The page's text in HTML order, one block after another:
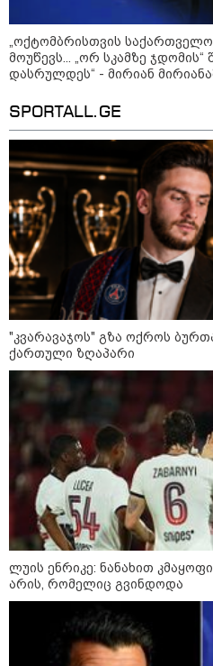
7
აგვისტო
დღის
პროგნოზი
ეს დღე გამოირჩევა სტაბილური
პერიოდია დაწყებული
ფინანსური საკითხების
სივრცის მოწესრიგებისთვის.
პრაქტიკული მიდგომა
მოგიტანთ.
„ოქტომბრისთვის
მოუწევს... „ორ სკამზე
დასრულდეს“ - მირიან
SPORTALL.GE
"კვარავაჯოს" გზა ოქროს
ქართული ზღაპარი
ლუის ენრიკე: ნანახით
არის, რომელიც გვინდოდა